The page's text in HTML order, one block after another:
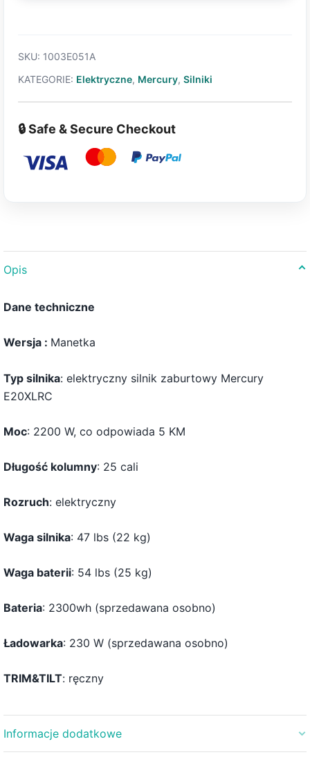
SKU: 1003E051A
KATEGORIE: Elektryczne, Mercury, Silniki
🔒 Safe & Secure Checkout
Opis
Dane techniczne
Wersja : Manetka
Typ silnika: elektryczny silnik zaburtowy Mercury
E20XLRC
Moc: 2200 W, co odpowiada 5 KM
Długość kolumny: 25 cali
Rozruch: elektryczny
Waga silnika: 47 lbs (22 kg)
Waga baterii: 54 lbs (25 kg)
Bateria: 2300wh (sprzedawana osobno)
Ładowarka: 230 W (sprzedawana osobno)
TRIM&TILT: ręczny
Informacje dodatkowe